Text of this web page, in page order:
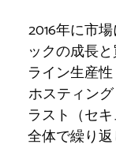
2016年に市
ックの成長
ライン生産
ホスティン
ラスト（セ
全体で繰り